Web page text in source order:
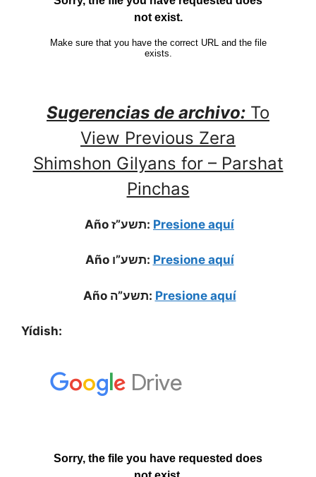
Sugerencias de archivo: To
View Previous Zera
Shimshon Gilyans for – Parshat
Pinchas
Año תשע”ז: Presione aquí
Año תשע”ו: Presione aquí
Año תשע”ה: Presione aquí
Yídish: